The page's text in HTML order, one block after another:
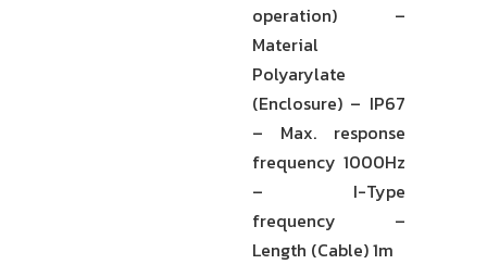
operation) –
Material
Polyarylate
(Enclosure) – IP67
– Max. response
frequency 1000Hz
– I-Type
frequency –
Length (Cable) 1m